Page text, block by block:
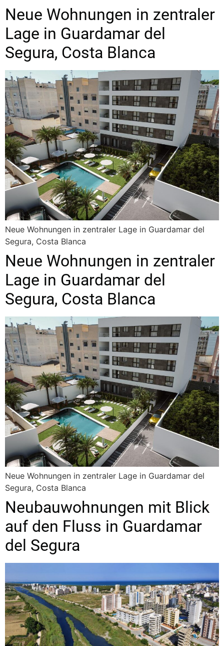
Neue Wohnungen in zentraler
Lage in Guardamar del
Segura, Costa Blanca
Neue Wohnungen in zentraler Lage in Guardamar del
Segura, Costa Blanca
Neue Wohnungen in zentraler
Lage in Guardamar del
Segura, Costa Blanca
Neue Wohnungen in zentraler Lage in Guardamar del
Segura, Costa Blanca
Neubauwohnungen mit Blick
auf den Fluss in Guardamar
del Segura